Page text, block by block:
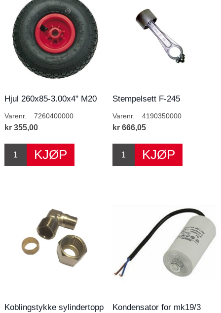
Hjul 260x85-3.00x4" M20
Varenr. 7260400000
kr 355,00
Stempelsett F-245
Varenr. 4190350000
kr 666,05
Koblingstykke sylindertopp Kondensator for mk19/3